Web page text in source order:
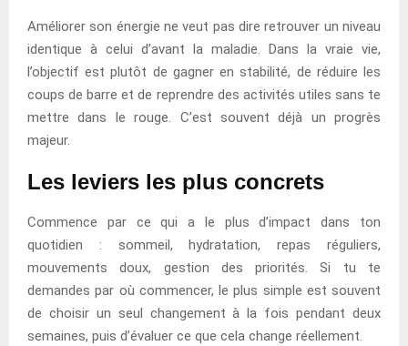
Améliorer son énergie ne veut pas dire retrouver un niveau
identique à celui d’avant la maladie. Dans la vraie vie,
l’objectif est plutôt de gagner en stabilité, de réduire les
coups de barre et de reprendre des activités utiles sans te
mettre dans le rouge. C’est souvent déjà un progrès
majeur.
Les leviers les plus concrets
Commence par ce qui a le plus d’impact dans ton
quotidien : sommeil, hydratation, repas réguliers,
mouvements doux, gestion des priorités. Si tu te
demandes par où commencer, le plus simple est souvent
de choisir un seul changement à la fois pendant deux
semaines, puis d’évaluer ce que cela change réellement.